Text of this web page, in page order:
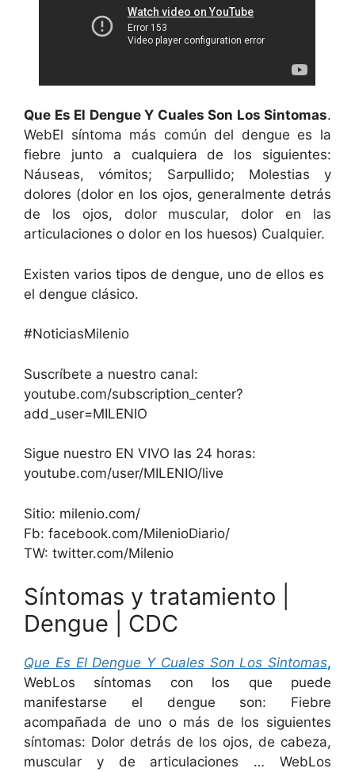
Que Es El Dengue Y Cuales Son Los Sintomas.
WebEl síntoma más común del dengue es la
fiebre junto a cualquiera de los siguientes:
Náuseas, vómitos; Sarpullido; Molestias y
dolores (dolor en los ojos, generalmente detrás
de los ojos, dolor muscular, dolor en las
articulaciones o dolor en los huesos) Cualquier.
Existen varios tipos de dengue, uno de ellos es
el dengue clásico.
#NoticiasMilenio
Suscríbete a nuestro canal:
youtube.com/subscription_center?
add_user=MILENIO
Sigue nuestro EN VIVO las 24 horas:
youtube.com/user/MILENIO/live
Sitio: milenio.com/
Fb: facebook.com/MilenioDiario/
TW: twitter.com/Milenio
Síntomas y tratamiento |
Dengue | CDC
Que Es El Dengue Y Cuales Son Los Sintomas,
WebLos síntomas con los que puede
manifestarse el dengue son: Fiebre
acompañada de uno o más de los siguientes
síntomas: Dolor detrás de los ojos, de cabeza,
muscular y de articulaciones … WebLos